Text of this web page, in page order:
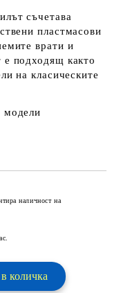
съчетава
пластмасови
врати и
подходящ както
на класическите
модели
наличност на